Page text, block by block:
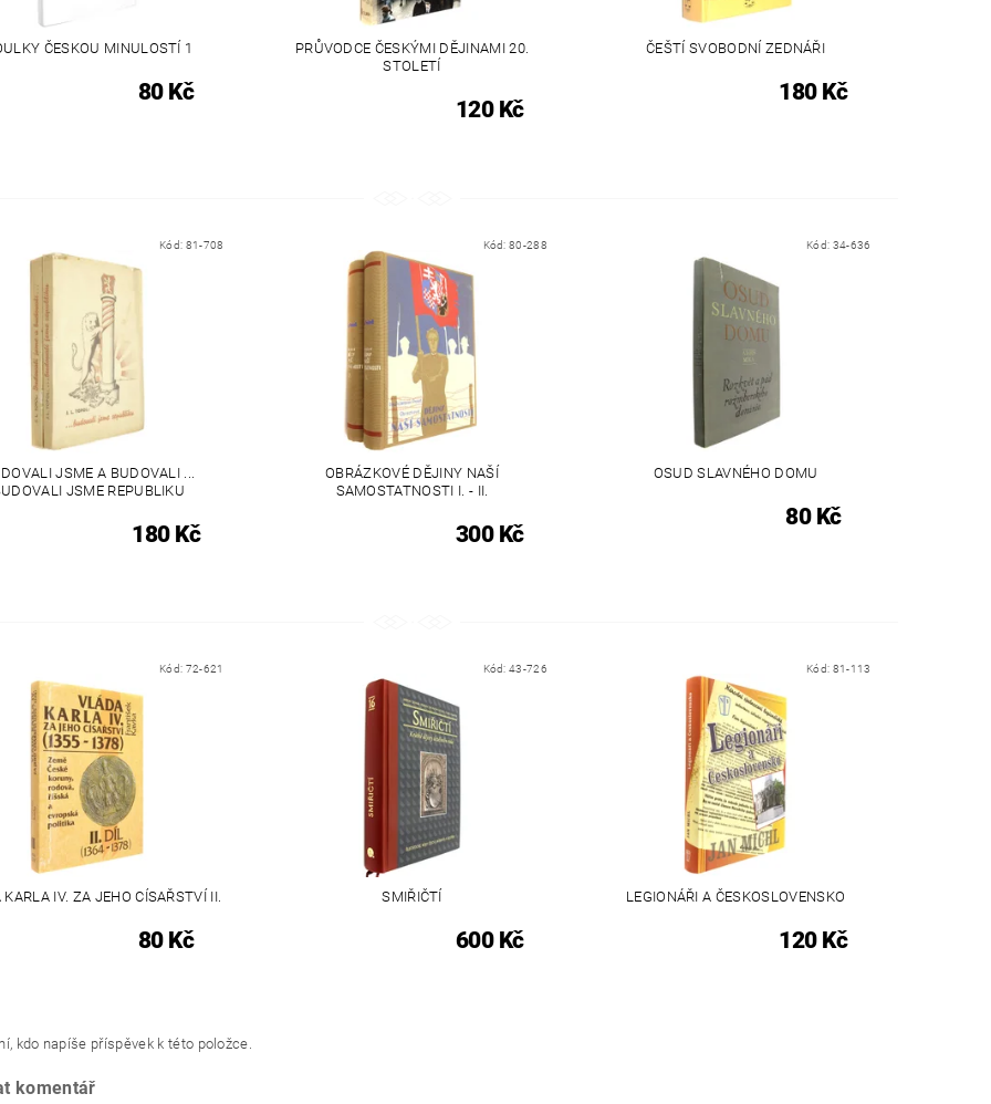
ČESKOU MINULOSTÍ 1
80 Kč
PRŮVODCE ČESKÝMI DĚJINAMI 20.
STOLETÍ
120 Kč
ČEŠTÍ SVOBODNÍ ZEDNÁŘI
180 Kč
Kód: 81-708
JSME A BUDOVALI ...
JSME REPUBLIKU
180 Kč
Kód:80-288
OBRÁZKOVÉ DĚJINY NAŠÍ
SAMOSTATNOSTI I. - II.
300 Kč
Kód: 34-636
OSUD SLAVNÉHO DOMU
80 Kč
Kód: 72-621
KARLA IV. ZA JEHO CÍSAŘSTVÍ II.
80 Kč
Kód:43-726
SMIŘIČTÍ
600 Kč
Kód: 81-113
LEGIONÁŘI A ČESKOSLOVENSKO
120 Kč
kdo napíše příspěvek k této položce.
komentář